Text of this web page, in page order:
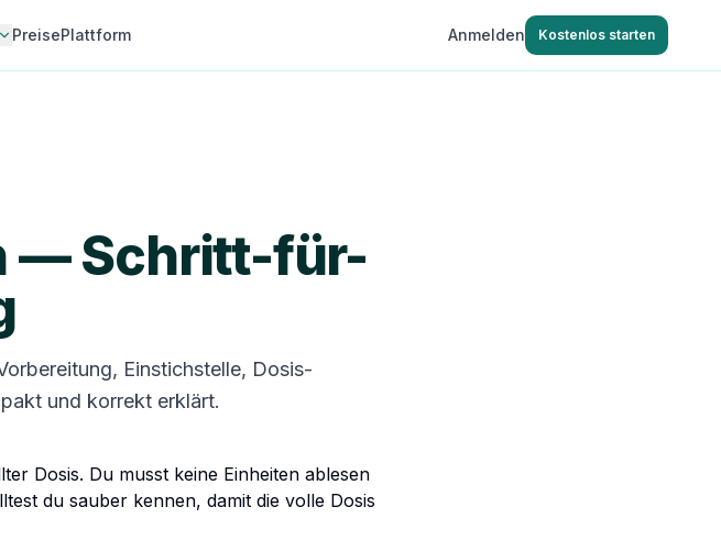
PreisePlattform Anmelden Kostenlos starten
— Schritt-für-
Einstichstelle, Dosis-
und korrekt erklärt.
Dosis. Du musst keine Einheiten ablesen
du sauber kennen, damit die volle Dosis